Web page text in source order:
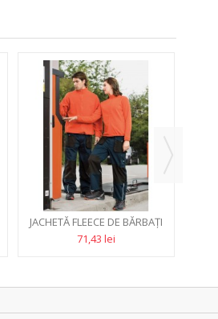
JACHETĂ FLEECE DE BĂRBAŢI
280G
71,43 lei